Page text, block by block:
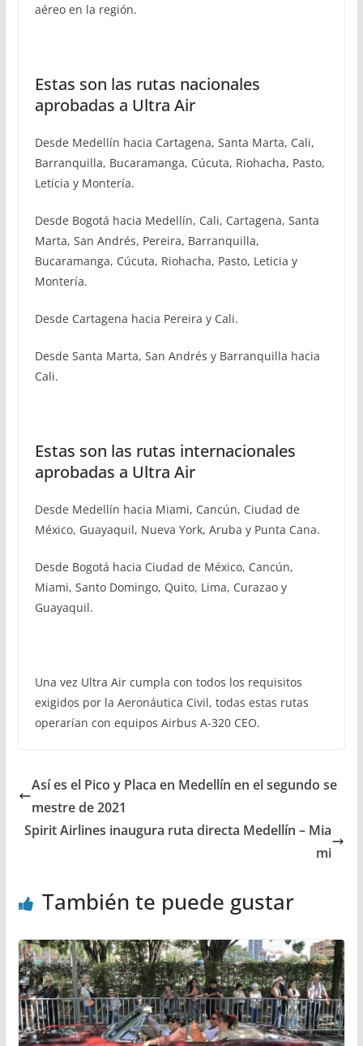
aéreo en la región.
Estas son las rutas nacionales
aprobadas a Ultra Air
Desde Medellín hacia Cartagena, Santa Marta, Cali,
Barranquilla, Bucaramanga, Cúcuta, Riohacha, Pasto,
Leticia y Montería.
Desde Bogotá hacia Medellín, Cali, Cartagena, Santa
Marta, San Andrés, Pereira, Barranquilla,
Bucaramanga, Cúcuta, Riohacha, Pasto, Leticia y
Montería.
Desde Cartagena hacia Pereira y Cali.
Desde Santa Marta, San Andrés y Barranquilla hacia
Cali.
Estas son las rutas internacionales
aprobadas a Ultra Air
Desde Medellín hacia Miami, Cancún, Ciudad de
México, Guayaquil, Nueva York, Aruba y Punta Cana.
Desde Bogotá hacia Ciudad de México, Cancún,
Miami, Santo Domingo, Quito, Lima, Curazao y
Guayaquil.
Una vez Ultra Air cumpla con todos los requisitos
exigidos por la Aeronáutica Civil, todas estas rutas
operarían con equipos Airbus A-320 CEO.
Así es el Pico y Placa en Medellín en el segundo se
mestre de 2021
Spirit Airlines inaugura ruta directa Medellín – Mia
mi
También te puede gustar